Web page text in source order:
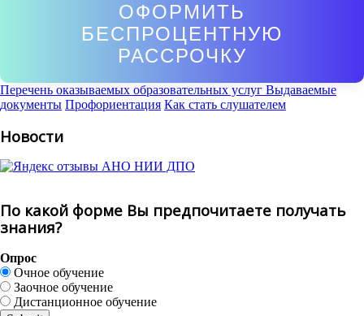
ОФОРМИТЬ
БЕСПРОЦЕНТНУЮ
РАССРОЧКУ
Перечень оказываемых образовательных услуг Выдаваемые
документы Профориентация Как стать слушателем
Новости
По какой форме Вы предпочитаете получать
знания?
Опрос
Очное обучение
Заочное обучение
Дистанционное обучение